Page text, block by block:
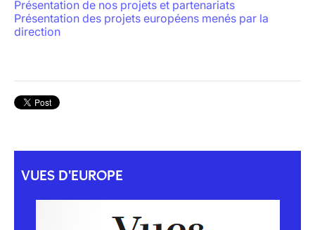
Présentation de nos projets et partenariats
Présentation des projets européens menés par la
direction
VUES D'EUROPE